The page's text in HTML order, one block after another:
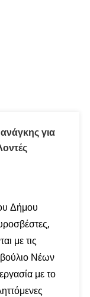
για
Δήμου
με τις
Νέων
με το